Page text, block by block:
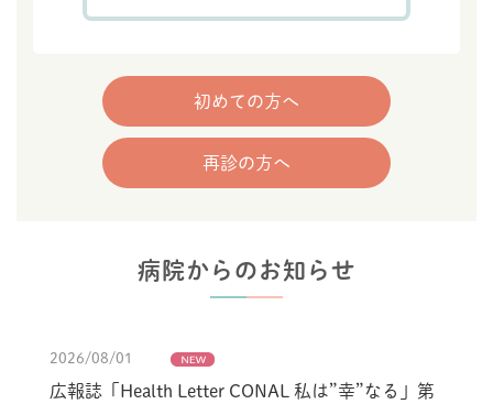
初めての方へ
再診の方へ
病院からのお知らせ
2026/08/01
広報誌「Health Letter CONAL 私は”幸”なる」第